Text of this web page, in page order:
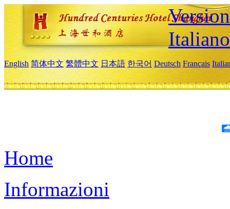
Italiano
English 简体中文 繁體中文 日本語 한국어 Deutsch Français
Home
Informazioni